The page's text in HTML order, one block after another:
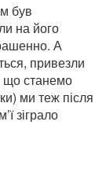
був
на його
А
привезли
що станемо
ми теж після
зіграло